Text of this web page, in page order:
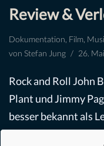
Review &
Dokumentation Film
von Stefan Jung 26.
Rock and Roll John
Plant und Jimmy
besser bekannt als
1968 und 1980 der